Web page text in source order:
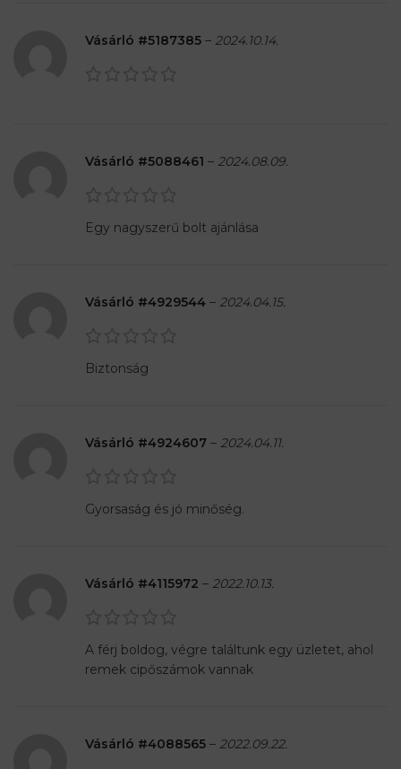
Vásárló #5187385 – 2024.10.14.
Vásárló #5088461 – 2024.08.09.
Egy nagyszerű bolt ajánlása
Vásárló #4929544 – 2024.04.15.
Biztonság
Vásárló #4924607 – 2024.04.11.
Gyorsaság és jó minőség.
Vásárló #4115972 – 2022.10.13.
A férj boldog, végre találtunk egy üzletet, ahol
remek cipőszámok vannak
Vásárló #4088565 – 2022.09.22.